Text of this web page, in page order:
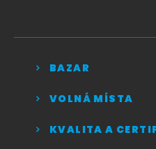
BAZAR
VOLNÁ MÍSTA
KVALITA A